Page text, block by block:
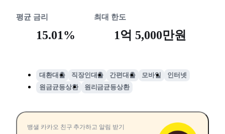
평균 금리
15.01%
최대 한도
1억 5,000만원
대환대출 직장인대출 간편대출 모바일
인터넷
원금균등상환
원리금균등상환
뱅샐 카카오 친구 추가하고 알림 받기